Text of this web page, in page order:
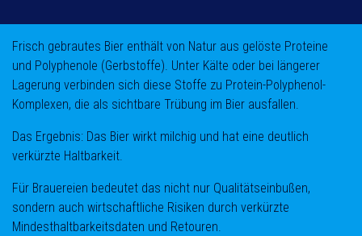
Frisch gebrautes Bier enthält von Natur aus gelöste Proteine
und Polyphenole (Gerbstoffe). Unter Kälte oder bei längerer
Lagerung verbinden sich diese Stoffe zu Protein-Polyphenol-
Komplexen, die als sichtbare Trübung im Bier ausfallen.
Das Ergebnis: Das Bier wirkt milchig und hat eine deutlich
verkürzte Haltbarkeit.
Für Brauereien bedeutet das nicht nur Qualitätseinbußen,
sondern auch wirtschaftliche Risiken durch verkürzte
Mindesthaltbarkeitsdaten und Retouren.